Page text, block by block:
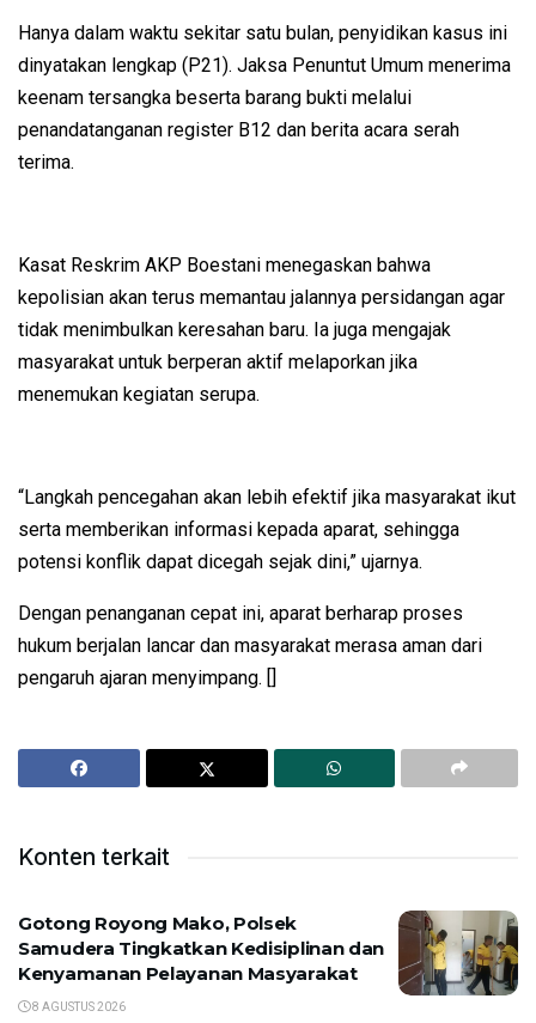
Hanya dalam waktu sekitar satu bulan, penyidikan kasus ini
dinyatakan lengkap (P21). Jaksa Penuntut Umum menerima
keenam tersangka beserta barang bukti melalui
penandatanganan register B12 dan berita acara serah
terima.
Kasat Reskrim AKP Boestani menegaskan bahwa
kepolisian akan terus memantau jalannya persidangan agar
tidak menimbulkan keresahan baru. Ia juga mengajak
masyarakat untuk berperan aktif melaporkan jika
menemukan kegiatan serupa.
“Langkah pencegahan akan lebih efektif jika masyarakat ikut
serta memberikan informasi kepada aparat, sehingga
potensi konflik dapat dicegah sejak dini,” ujarnya.
Dengan penanganan cepat ini, aparat berharap proses
hukum berjalan lancar dan masyarakat merasa aman dari
pengaruh ajaran menyimpang. []
Konten terkait
Gotong Royong Mako, Polsek
Samudera Tingkatkan Kedisiplinan dan
Kenyamanan Pelayanan Masyarakat
8 AGUSTUS 2026